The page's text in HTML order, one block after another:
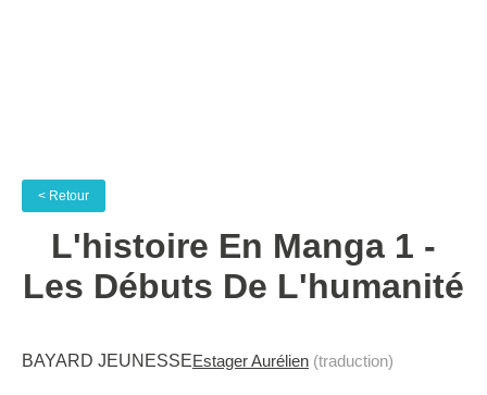
< Retour
L'histoire En Manga 1 -
Les Débuts De L'humanité
BAYARD JEUNESSEEstager Aurélien (traduction)